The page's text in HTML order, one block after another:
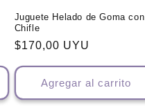
Juguete Helado de Goma con
Chifle
Precio
$170,00 UYU
Agregar al carrito